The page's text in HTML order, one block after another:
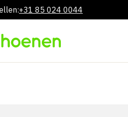
+31 85 024 0044